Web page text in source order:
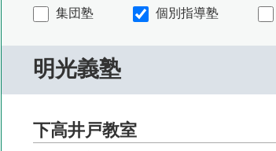
集団塾 個別指導塾
明光義塾
下高井戸教室